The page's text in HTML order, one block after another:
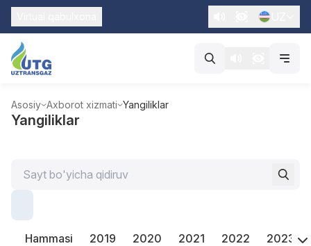
Asosiy Axborot xizmati Yangiliklar
Yangiliklar
Hammasi 2019 2020 2021 2022 2023